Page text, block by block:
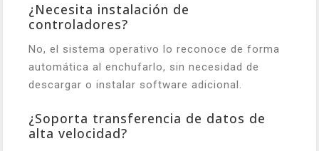
¿Necesita instalación de
controladores?
No, el sistema operativo lo reconoce de forma
automática al enchufarlo, sin necesidad de
descargar o instalar software adicional.
¿Soporta transferencia de datos de
alta velocidad?